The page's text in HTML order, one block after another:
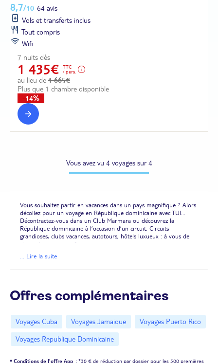
8,7/10 64 avis
Vols et transferts inclus
Tout compris
Wifi
7 nuits dès
1 435€
TTC
/ pers.
au lieu de 1 665€
Plus que 1 chambre disponible
-14%
Vous avez vu 4 voyages sur 4
Vous souhaitez partir en vacances dans un pays magnifique ? Alors
décollez pour un voyage en République dominicaine avec TUI...
Décontractez-vous dans un Club Marmara ou découvrez la
République dominicaine à l’occasion d’un circuit. Circuits
grandioses, clubs vacances, autotours, hôtels luxueux : à vous de
choisir le voyage parfait.
possible avec TUI, qui vous propose ses meilleurs bons
... Lire la suite
Offres complémentaires
Voyages Cuba Voyages Jamaique
Voyages Puerto Rico
Voyages Republique Dominicaine
* Conditions de l'offre App : *30 € de réduction par dossier pour les 500 premières